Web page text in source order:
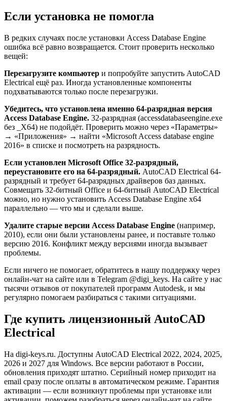
Если установка не помогла
В редких случаях после установки Access Database Engine
ошибка всё равно возвращается. Стоит проверить несколько
вещей:
Перезагрузите компьютер и попробуйте запустить AutoCAD
Electrical ещё раз. Иногда установленные компоненты
подхватываются только после перезагрузки.
Убедитесь, что установлена именно 64-разрядная версия
Access Database Engine. 32-разрядная (accessdatabaseengine.exe
без _X64) не подойдёт. Проверить можно через «Параметры»
→ «Приложения» → найти «Microsoft Access database engine
2016» в списке и посмотреть на разрядность.
Если установлен Microsoft Office 32-разрядный,
переустановите его на 64-разрядный. AutoCAD Electrical 64-
разрядный и требует 64-разрядных драйверов баз данных.
Совмещать 32-битный Office и 64-битный AutoCAD Electrical
можно, но нужно установить Access Database Engine x64
параллельно — что мы и сделали выше.
Удалите старые версии Access Database Engine (например,
2010), если они были установлены ранее, и поставьте только
версию 2016. Конфликт между версиями иногда вызывает
проблемы.
Если ничего не помогает, обратитесь в нашу поддержку через
онлайн-чат на сайте или в Telegram @digi_keys. На сайте у нас
тысячи отзывов от покупателей программ Autodesk, и мы
регулярно помогаем разбираться с такими ситуациями.
Где купить лицензионный AutoCAD
Electrical
На digi-keys.ru. Доступны AutoCAD Electrical 2022, 2024, 2025,
2026 и 2027 для Windows. Все версии работают в России,
обновления приходят штатно. Серийный номер приходит на
email сразу после оплаты в автоматическом режиме. Гарантия
активации — если возникнут проблемы при установке или